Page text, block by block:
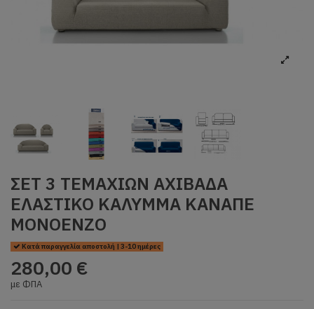
ΣΕΤ 3 ΤΕΜΑΧΙΩΝ ΑΧΙΒΑΔΑ
ΕΛΑΣΤΙΚΟ ΚΑΛΥΜΜΑ ΚΑΝΑΠΕ
MONOENZO
Κατά παραγγελία αποστολή | 3-10 ημέρες
280,00 €
με ΦΠΑ